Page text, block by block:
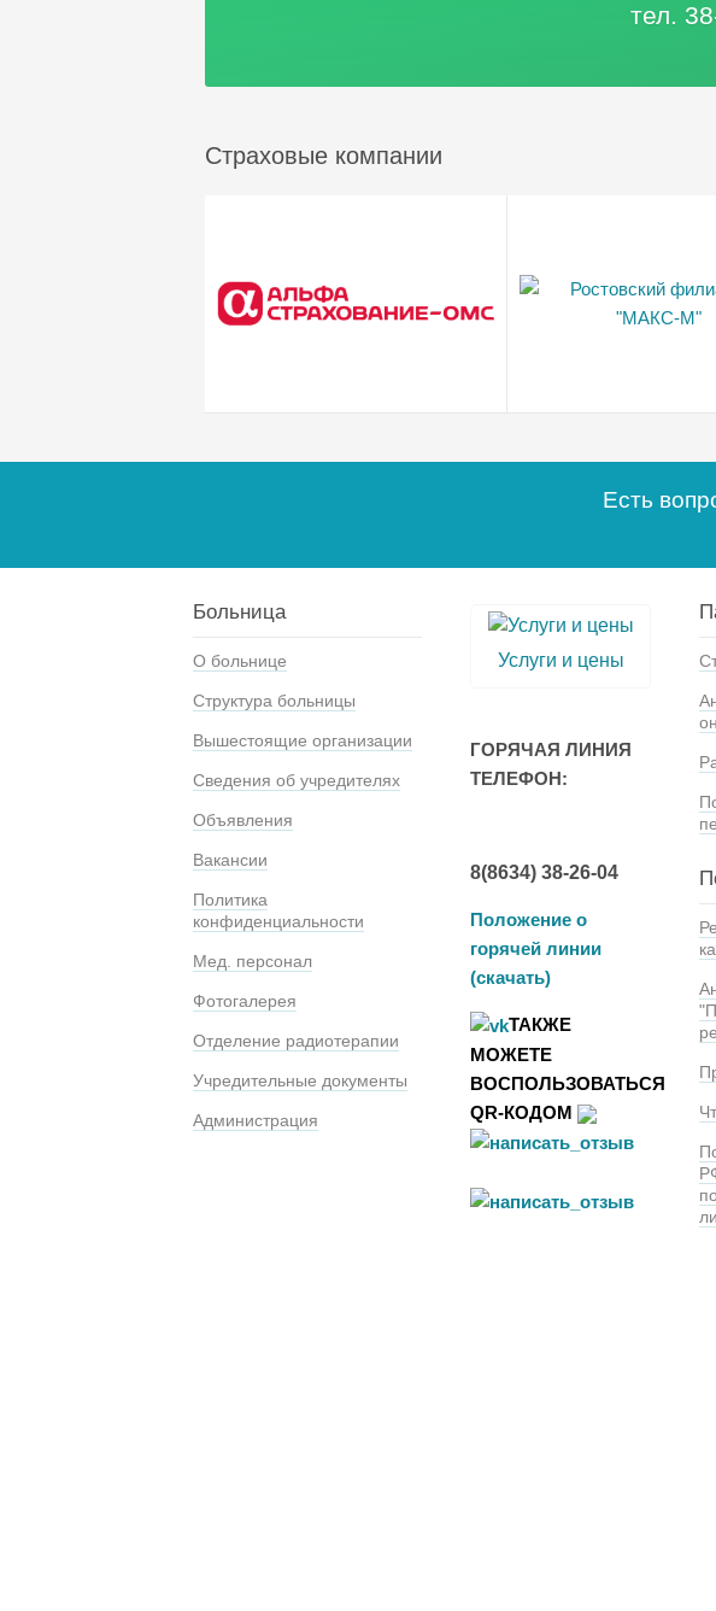
тел.
Страховые компании
Есть
Больница
О больнице
Структура больницы
Вышестоящие организации
Сведения об учредителях
Объявления
Вакансии
Политика
конфиденциальности
Мед. персонал
Фотогалерея
Отделение радиотерапии
Учредительные документы
Администрация
Услуги и цены
ГОРЯЧАЯ ЛИНИЯ
ТЕЛЕФОН:
8(8634) 38-26-04
Положение о
горячей линии
(скачать)
ТАКЖЕ
МОЖЕТЕ
ВОСПОЛЬЗОВАТЬСЯ
QR-КОДОМ